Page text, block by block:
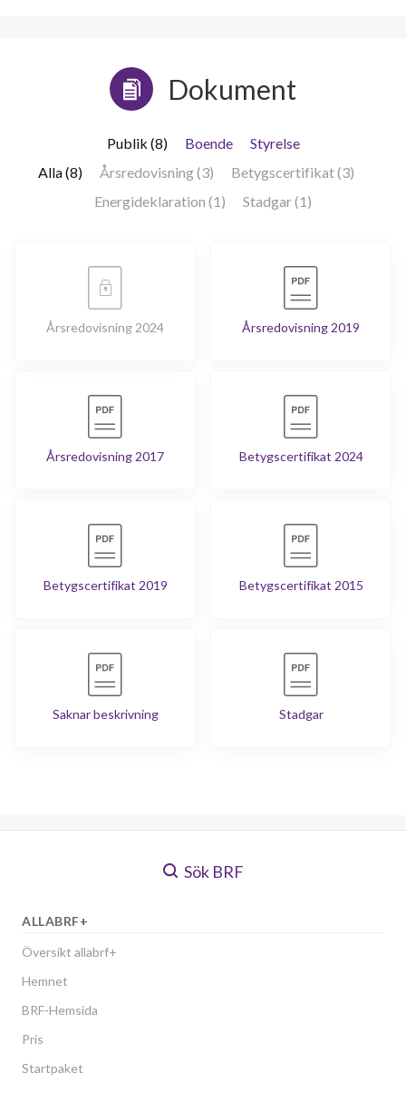
Dokument
Publik (8) Boende
Styrelse
Alla (8)
Årsredovisning (3)
Betygscertifikat (3)
Energideklaration (1)
Stadgar (1)
Årsredovisning 2024 Årsredovisning 2019
Årsredovisning 2017 Betygscertifikat 2024
Betygscertifikat 2019 Betygscertifikat 2015
Saknar beskrivning Stadgar
Sök BRF
ALLABRF+
Översikt allabrf+
Hemnet
BRF-Hemsida
Pris
Startpaket